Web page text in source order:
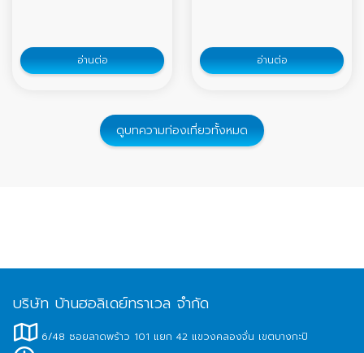
อ่านต่อ อ่านต่อ
ดูบทความท่องเที่ยวทั้งหมด
บริษัท บ้านฮอลิเดย์ทราเวล จำกัด
6/48 ซอยลาดพร้าว 101 แยก 42 แขวงคลองจั่น เขตบางกะปิ